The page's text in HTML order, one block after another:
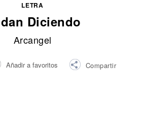
LETRA
Diciendo
Arcangel
Añadir a favoritos Compartir